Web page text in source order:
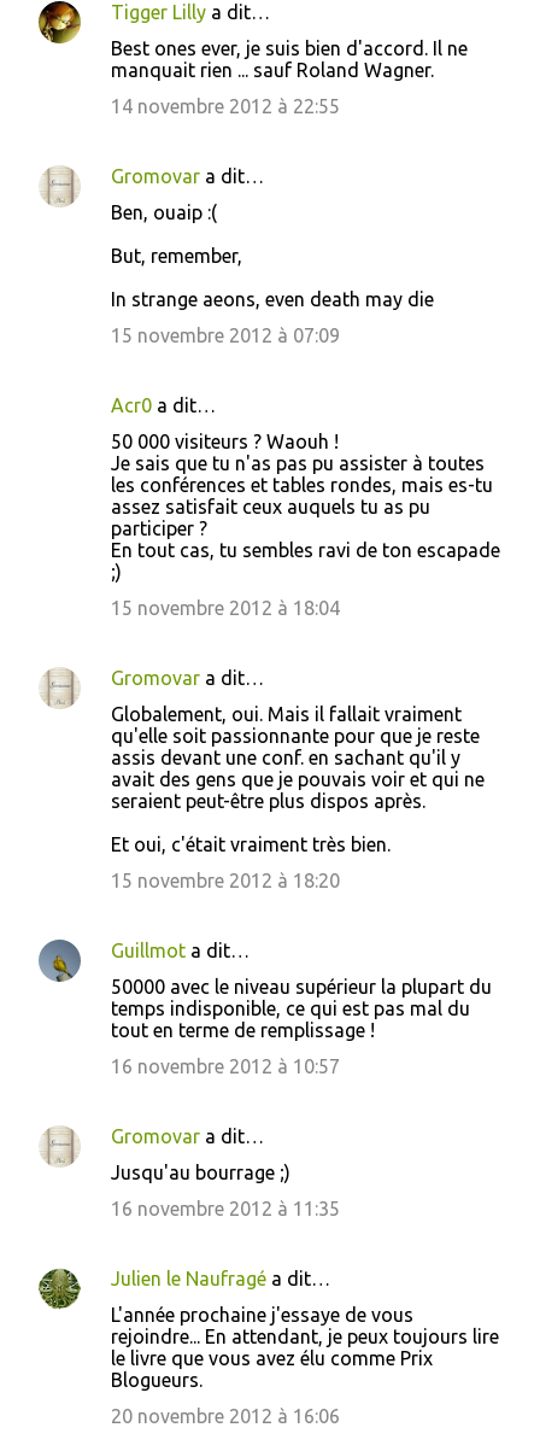
Tigger Lilly a dit…
Best ones ever, je suis bien d'accord. Il ne
manquait rien ... sauf Roland Wagner.
14 novembre 2012 à 22:55
Gromovar a dit…
Ben, ouaip :(
But, remember,
In strange aeons, even death may die
15 novembre 2012 à 07:09
Acr0 a dit…
50 000 visiteurs ? Waouh !
Je sais que tu n'as pas pu assister à toutes
les conférences et tables rondes, mais es-tu
assez satisfait ceux auquels tu as pu
participer ?
En tout cas, tu sembles ravi de ton escapade
;)
15 novembre 2012 à 18:04
Gromovar a dit…
Globalement, oui. Mais il fallait vraiment
qu'elle soit passionnante pour que je reste
assis devant une conf. en sachant qu'il y
avait des gens que je pouvais voir et qui ne
seraient peut-être plus dispos après.
Et oui, c'était vraiment très bien.
15 novembre 2012 à 18:20
Guillmot a dit…
50000 avec le niveau supérieur la plupart du
temps indisponible, ce qui est pas mal du
tout en terme de remplissage !
16 novembre 2012 à 10:57
Gromovar a dit…
Jusqu'au bourrage ;)
16 novembre 2012 à 11:35
Julien le Naufragé a dit…
L'année prochaine j'essaye de vous
rejoindre... En attendant, je peux toujours lire
le livre que vous avez élu comme Prix
Blogueurs.
20 novembre 2012 à 16:06